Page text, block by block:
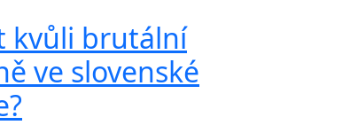
kvůli brutální
ve slovenské